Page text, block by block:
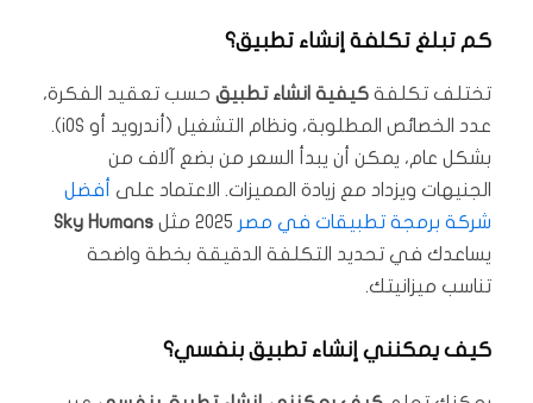
كم تبلغ تكلفة إنشاء تطبيق؟
تختلف تكلفة كيفية انشاء تطبيق حسب تعقيد الفكرة،
عدد الخصائص المطلوبة، ونظام التشغيل (أندرويد أو iOS).
بشكل عام، يمكن أن يبدأ السعر من بضع آلاف من
الجنيهات ويزداد مع زيادة المميزات. الاعتماد على
أفضل
شركة برمجة تطبيقات في مصر
Sky Humans
يساعدك في تحديد التكلفة الدقيقة بخطة واضحة
تناسب ميزانيتك.
كيف يمكنني إنشاء تطبيق بنفسي؟